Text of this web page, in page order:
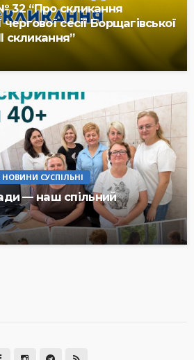
32 “Про скликання
сесії Борщагівської
скликання”
НОВИНИ СУСПІЛЬНІ
— наш спільний